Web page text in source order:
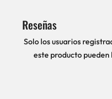
Reseñas
Solo los usuarios
este producto